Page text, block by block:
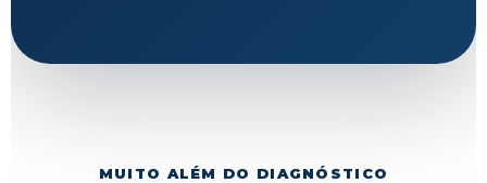
MUITO ALÉM DO DIAGNÓSTICO